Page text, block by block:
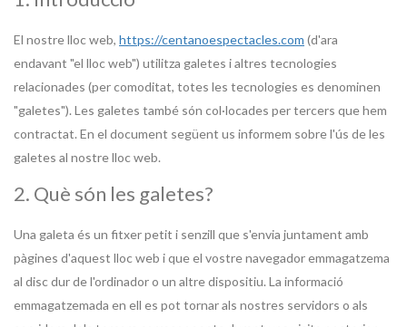
El nostre lloc web, https://centanoespectacles.com (d'ara
endavant "el lloc web") utilitza galetes i altres tecnologies
relacionades (per comoditat, totes les tecnologies es denominen
"galetes"). Les galetes també són col·locades per tercers que hem
contractat. En el document següent us informem sobre l'ús de les
galetes al nostre lloc web.
2. Què són les galetes?
Una galeta és un fitxer petit i senzill que s'envia juntament amb
pàgines d'aquest lloc web i que el vostre navegador emmagatzema
al disc dur de l'ordinador o un altre dispositiu. La informació
emmagatzemada en ell es pot tornar als nostres servidors o als